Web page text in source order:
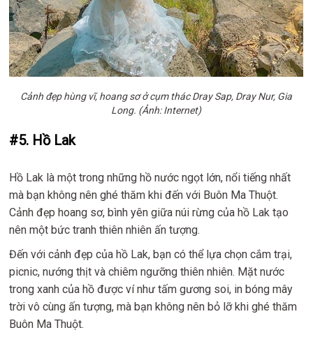
Cảnh đẹp hùng vĩ, hoang sơ ở cụm thác Dray Sap, Dray Nur, Gia
Long. (Ảnh: Internet)
#5. Hồ Lak
Hồ Lak là một trong những hồ nước ngọt lớn, nổi tiếng nhất
mà bạn không nên ghé thăm khi đến với Buôn Ma Thuột.
Cảnh đẹp hoang sơ, bình yên giữa núi rừng của hồ Lak tạo
nên một bức tranh thiên nhiên ấn tượng.
Đến với cảnh đẹp của hồ Lak, bạn có thể lựa chọn cắm trại,
picnic, nướng thịt và chiêm ngưỡng thiên nhiên. Mặt nước
trong xanh của hồ được ví như tấm gương soi, in bóng mây
trời vô cùng ấn tượng, mà bạn không nên bỏ lỡ khi ghé thăm
Buôn Ma Thuột.